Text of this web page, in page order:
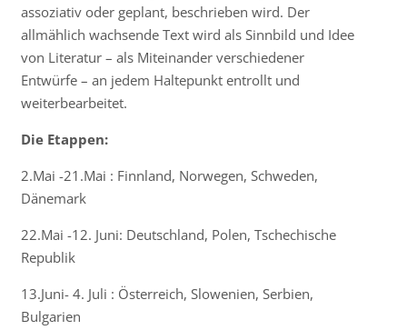
assoziativ oder geplant, beschrieben wird. Der
allmählich wachsende Text wird als Sinnbild und Idee
von Literatur – als Miteinander verschiedener
Entwürfe – an jedem Haltepunkt entrollt und
weiterbearbeitet.
Die Etappen:
2.Mai -21.Mai : Finnland, Norwegen, Schweden,
Dänemark
22.Mai -12. Juni: Deutschland, Polen, Tschechische
Republik
13.Juni- 4. Juli : Österreich, Slowenien, Serbien,
Bulgarien